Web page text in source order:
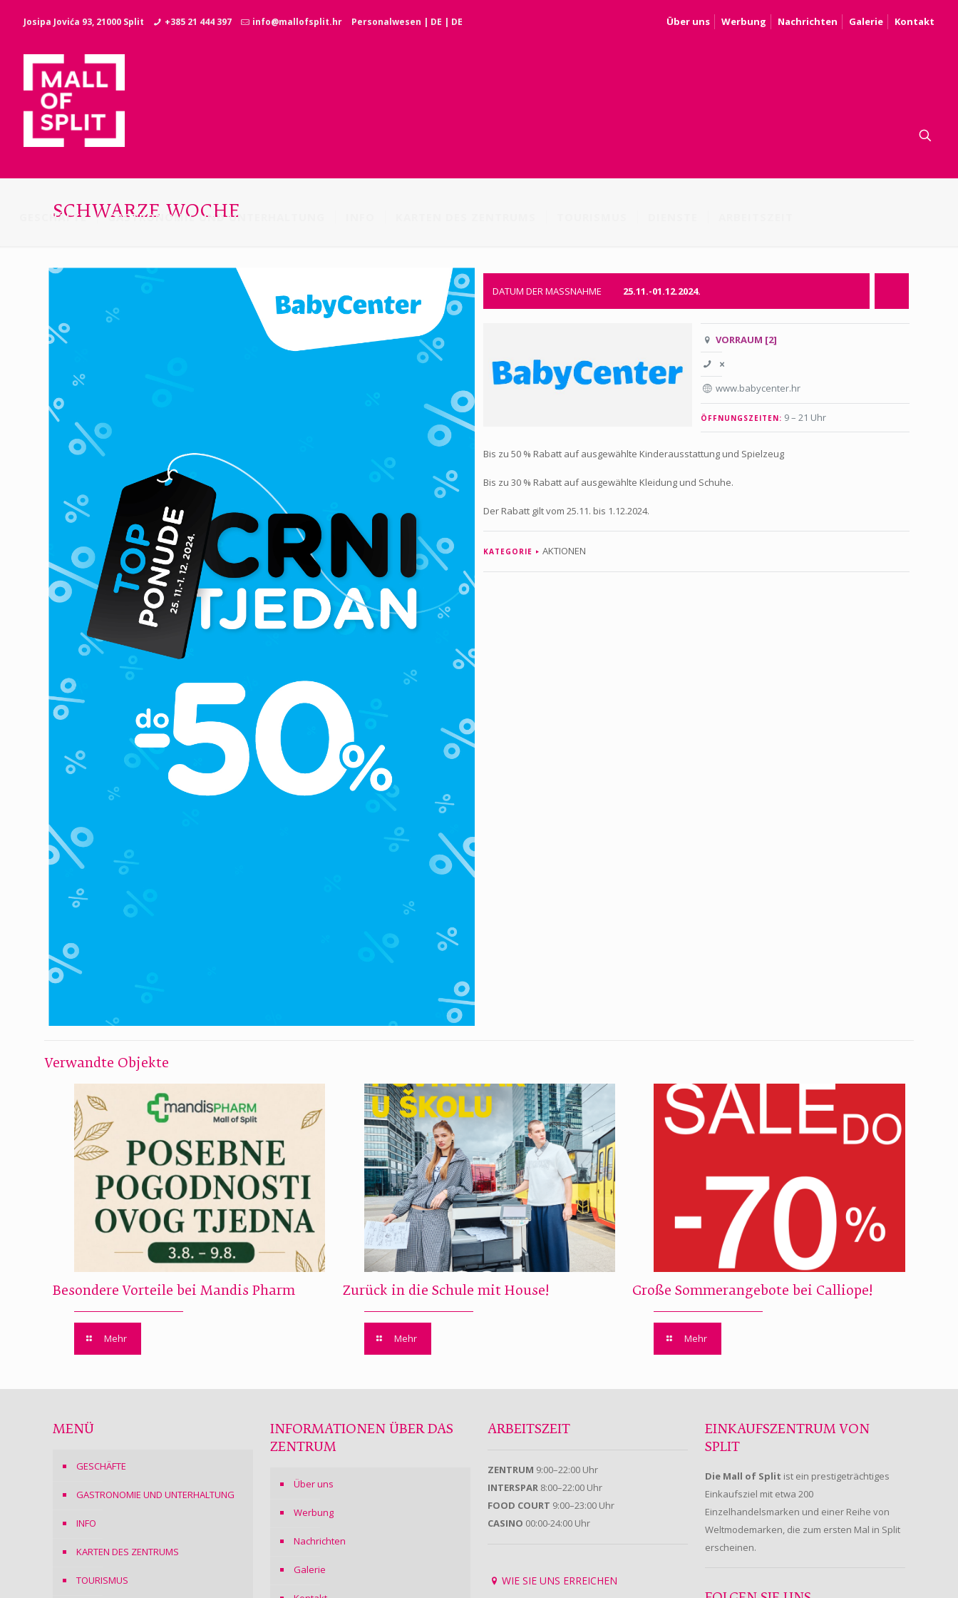
Josipa Jovića 93, 21000 Split +385 21 444 397 info@mallofsplit.hr Personalwesen | DE | DE Über uns Werbung Nachrichten Galerie Kontakt
GESCHÄFTE GASTRONOMIE UND UNTERHALTUNG
SCHWARZE WOCHE
DATUM DER MASSNAHME 25.11.-01.12.2024.
VORRAUM [2]
www.babycenter.hr
ÖFFNUNGSZEITEN: 9 – 21 Uhr
Bis zu 50 % Rabatt auf ausgewählte Kinderausstattung und Spielzeug
Bis zu 30 % Rabatt auf ausgewählte Kleidung und Schuhe.
Der Rabatt gilt vom 25.11. bis 1.12.2024.
KATEGORIE AKTIONEN
Verwandte Objekte
Besondere Vorteile bei Mandis Pharm
Mehr
Zurück in die Schule mit House!
Mehr
Große Sommerangebote bei Calliope!
Mehr
MENÜ
GESCHÄFTE
GASTRONOMIE UND UNTERHALTUNG
INFO
KARTEN DES ZENTRUMS
TOURISMUS
INFORMATIONEN ÜBER DAS
ZENTRUM
Über uns
Werbung
Nachrichten
Galerie
ARBEITSZEIT
ZENTRUM 9:00–22:00 Uhr
INTERSPAR 8:00–22:00 Uhr
FOOD COURT 9:00–23:00 Uhr
CASINO 00:00-24:00 Uhr
WIE SIE UNS ERREICHEN
EINKAUFSZENTRUM VON
SPLIT
Die Mall of Split ist ein prestigeträchtiges
Einkaufsziel mit etwa 200
Einzelhandelsmarken und einer Reihe von
Weltmodemarken, die zum ersten Mal in Split
erscheinen.